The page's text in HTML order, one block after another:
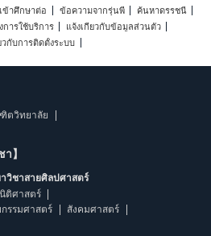
ข้าศึกษาต่อ
ข้อความจากรุ่นพี่
ค้นหาดรรชนี
ารใช้บริการ
แจ้งเกี่ยวกับข้อมูลส่วนตัว
วกับการติดตั้งระบบ
ตวิทยาลัย
】
วิชาสายศิลปศาสตร์
นิติศาสตร์
รรมศาสตร์
สังคมศาสตร์